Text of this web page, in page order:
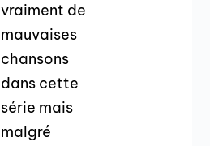
vraiment de
mauvaises
chansons
dans cette
série mais
malgré